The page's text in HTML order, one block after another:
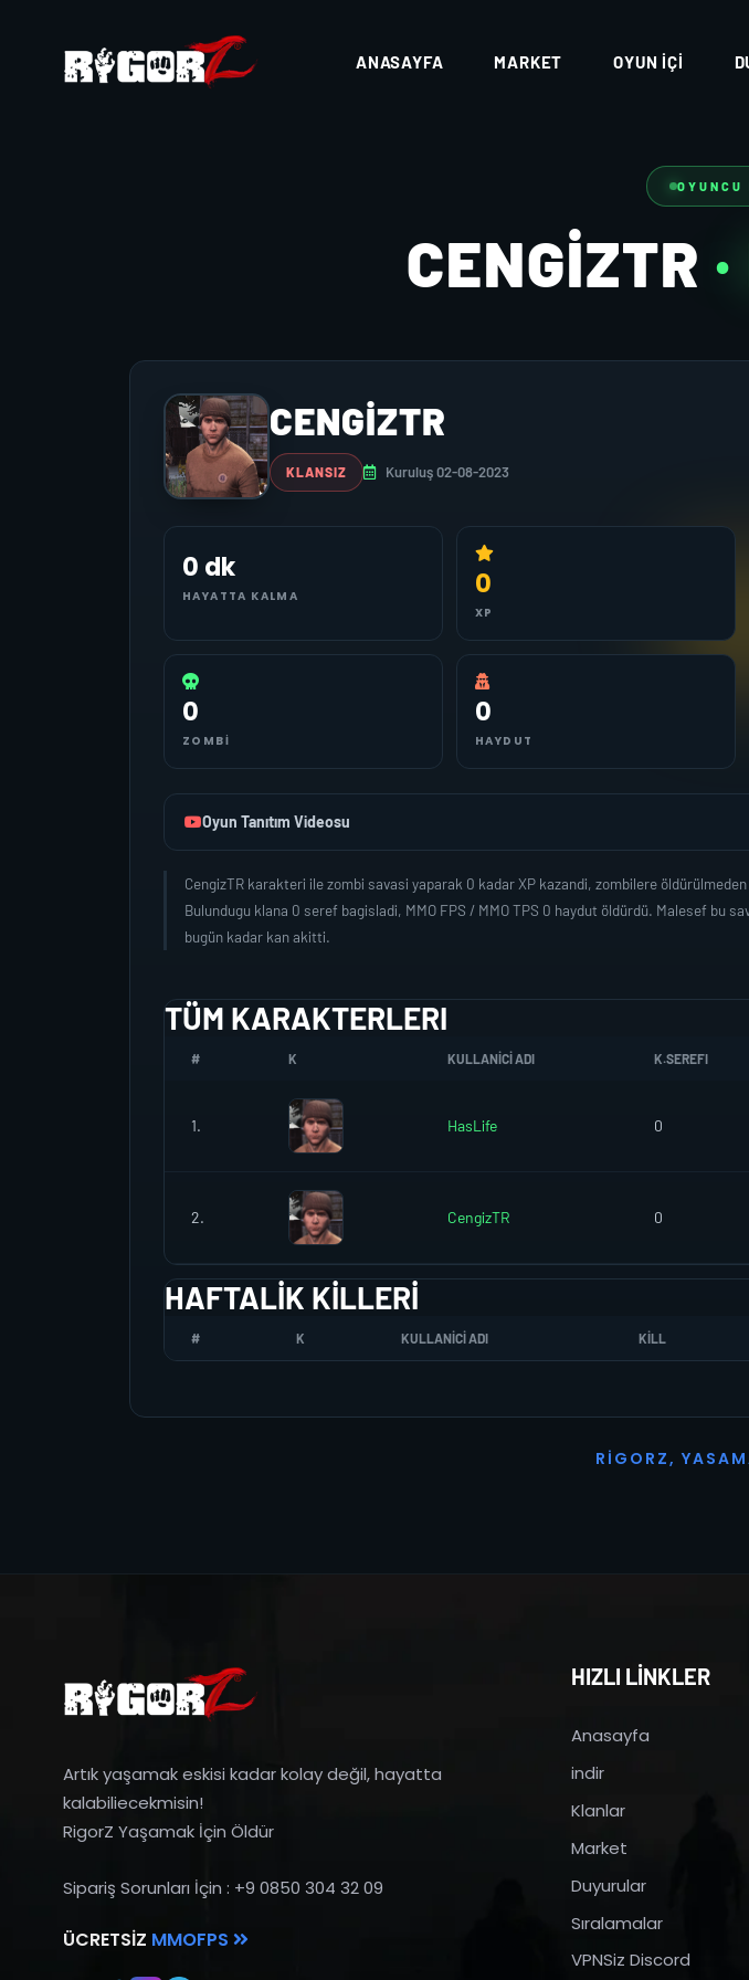
ANASAYFA MARKET OYUN İÇI
CENGIZTR
CENGIZTR
KLANSIZ Kuruluş 02-08-2023
0 dk
HAYATTA KALMA 0
XP
0
ZOMBI
0
HAYDUT
Oyun Tanıtım Videosu
CengizTR karakteri ile zombi savasi yaparak 0 kadar XP kazandi, zombilere
Bulundugu klana 0 seref bagisladi, MMO FPS / MMO TPS 0 haydut öldürdü. Malesef bu
bugün kadar kan akitti.
TÜM KARAKTERLERI
# K KULLANICI ADI K.SEREFI
1. HasLife 0
2. CengizTR 0
HAFTALIK KILLERI
# K KULLANICI ADI KILL
R I G O R Z, YASAM
Artık yaşamak eskisi kadar kolay değil, hayatta
kalabiliecekmisin!
RigorZ Yaşamak İçin Öldür
Sipariş Sorunları İçin : +9 0850 304 32 09
ÜCRETSIZ MMOFPS
HIZLI LİNKLER
Anasayfa
indir
Klanlar
Market
Duyurular
Sıralamalar
VPNSiz Discord